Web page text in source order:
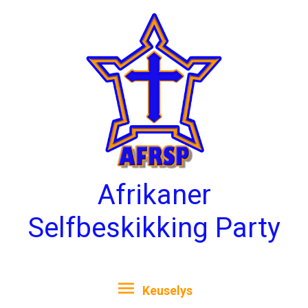
Afrikaner
Selfbeskikking Party
Keuselys
Keuselys